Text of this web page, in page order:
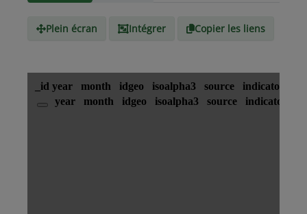
Plein écran Intégrer Copier les liens